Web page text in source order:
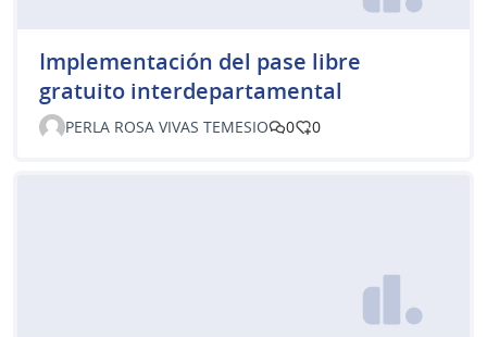
Implementación del pase libre
gratuito interdepartamental
PERLA ROSA VIVAS TEMESIO 0 0